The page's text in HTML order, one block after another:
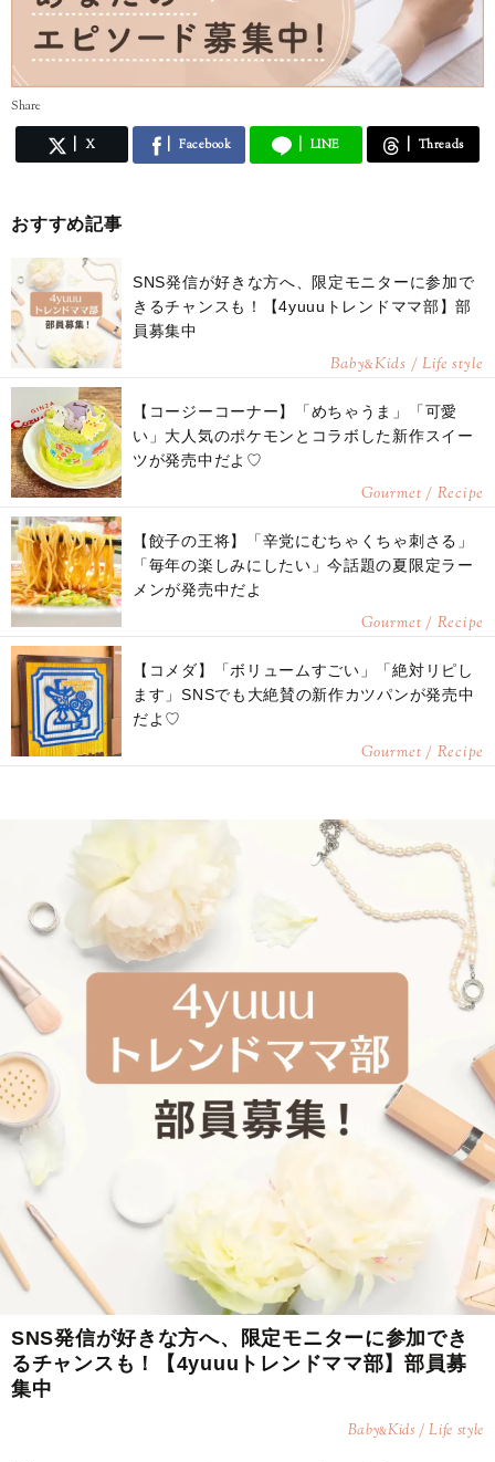
Share
X Facebook LINE Threads
おすすめ記事
SNS発信が好きな方へ、限定モニターに参加で
きるチャンスも！【4yuuuトレンドママ部】部
員募集中
Baby&Kids / Life style
【コージーコーナー】「めちゃうま」「可愛
い」大人気のポケモンとコラボした新作スイー
ツが発売中だよ♡
Gourmet / Recipe
【餃子の王将】「辛党にむちゃくちゃ刺さる」
「毎年の楽しみにしたい」今話題の夏限定ラー
メンが発売中だよ
Gourmet / Recipe
【コメダ】「ボリュームすごい」「絶対リピし
ます」SNSでも大絶賛の新作カツパンが発売中
だよ♡
Gourmet / Recipe
SNS発信が好きな方へ、限定モニターに参加でき
るチャンスも！【4yuuuトレンドママ部】部員募
集中
Baby&Kids / Life style